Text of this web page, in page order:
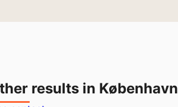
results in København